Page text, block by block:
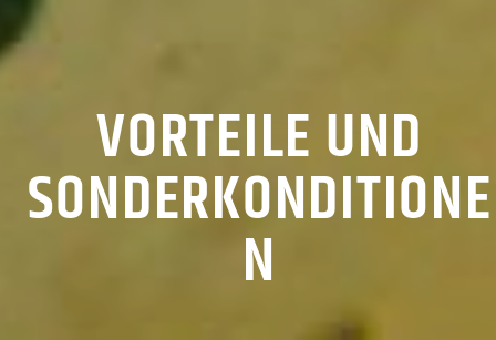
VORTEILE UND
SONDERKONDITIONE
N